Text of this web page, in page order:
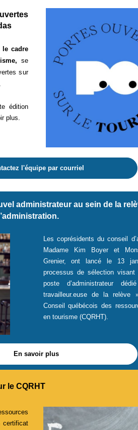
le cadre
se
sur
édition
plus.
l'équipe par courriel
administrateur au sein de la
Les coprésidents du conseil
Madame Kim Boyer et
Grenier, ont lancé le 13
processus de sélection visant
poste d’administrateur
travailleur.euse de la relève
Conseil québécois des
en tourisme (CQRHT).
En savoir plus
le CQRHT
certificat